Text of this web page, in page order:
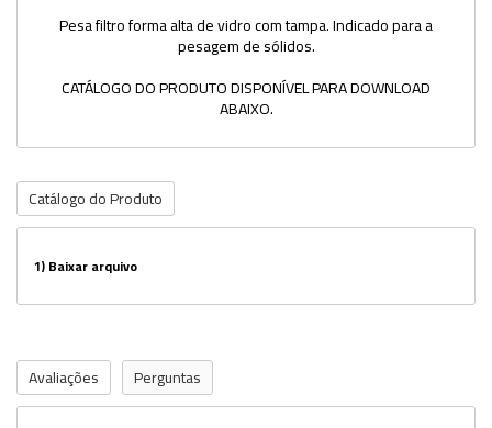
Pesa filtro forma alta de vidro com tampa. Indicado para a
pesagem de sólidos.
CATÁLOGO DO PRODUTO DISPONÍVEL PARA DOWNLOAD
ABAIXO.
Catálogo do Produto
1)Baixar arquivo
Avaliações Perguntas